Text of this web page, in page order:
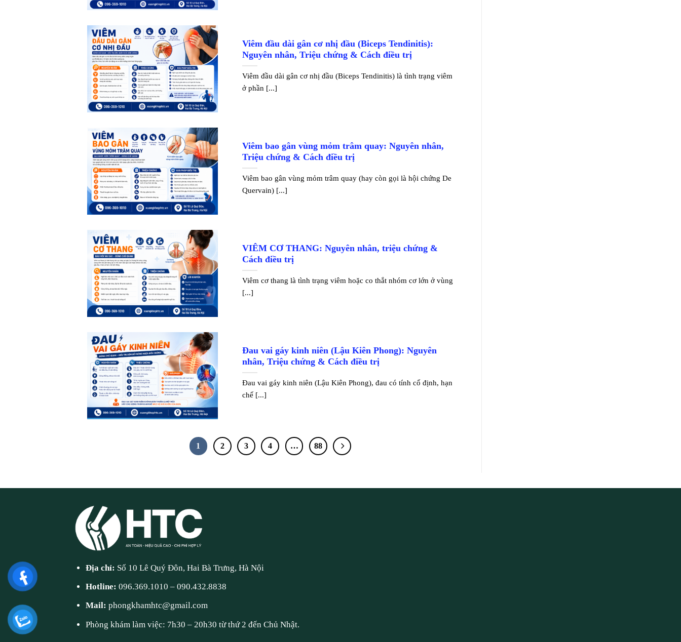
Viêm đầu dài gân cơ nhị đầu (Biceps Tendinitis):
Nguyên nhân, Triệu chứng & Cách điều trị
Viêm đầu dài gân cơ nhị đầu (Biceps Tendinitis) là tình trạng viêm
ở phần [...]
Viêm bao gân vùng mỏm trâm quay: Nguyên nhân,
Triệu chứng & Cách điều trị
Viêm bao gân vùng mỏm trâm quay (hay còn gọi là hội chứng De
Quervain) [...]
VIÊM CƠ THANG: Nguyên nhân, triệu chứng &
Cách điều trị
Viêm cơ thang là tình trạng viêm hoặc co thắt nhóm cơ lớn ở vùng
[...]
Đau vai gáy kinh niên (Lậu Kiên Phong): Nguyên
nhân, Triệu chứng & Cách điều trị
Đau vai gáy kinh niên (Lậu Kiên Phong), đau có tính cố định, hạn
chế [...]
1 2 3 4 … 88
Địa chỉ: Số 10 Lê Quý Đôn, Hai Bà Trưng, Hà Nội
Hotline:096.369.1010 –090.432.8838
Mail:phongkhamhtc@gmail.com
Phòng khám làm việc: 7h30 – 20h30 từ thứ 2 đến Chủ Nhật.